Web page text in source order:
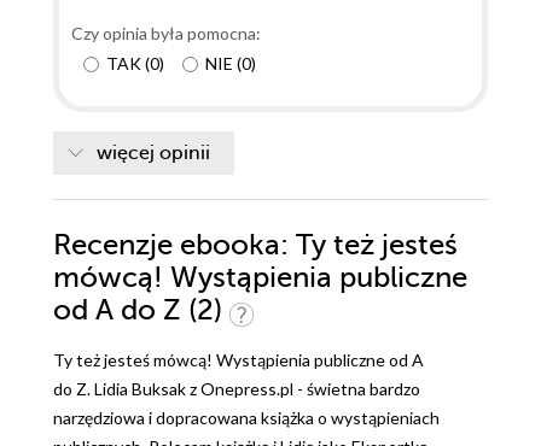
biorę się #doroboty. :)
Czy opinia była pomocna:
TAK(0) NIE (0)
więcej opinii
Recenzje ebooka: Ty też jesteś
mówcą! Wystąpienia publiczne
od A do Z (2)
Ty też jesteś mówcą! Wystąpienia publiczne od A
do Z. Lidia Buksak z Onepress.pl - świetna bardzo
narzędziowa i dopracowana książka o wystąpieniach